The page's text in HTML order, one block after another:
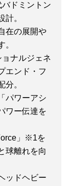
ドミントン
計。
在の展開や
。
ナルジェネ
エンド・フ
分。
パワーアシ
ワー伝達を
」※1を
球離れを向
ッドヘビー